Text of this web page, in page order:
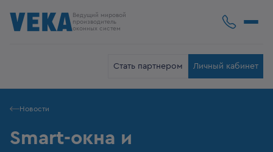
Ведущий мировой
производитель
оконных систем
Стать партнером Личный кабинет
Новости
Smart-окна и